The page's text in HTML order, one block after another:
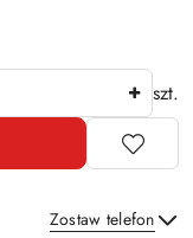
szt.
Zostaw telefon